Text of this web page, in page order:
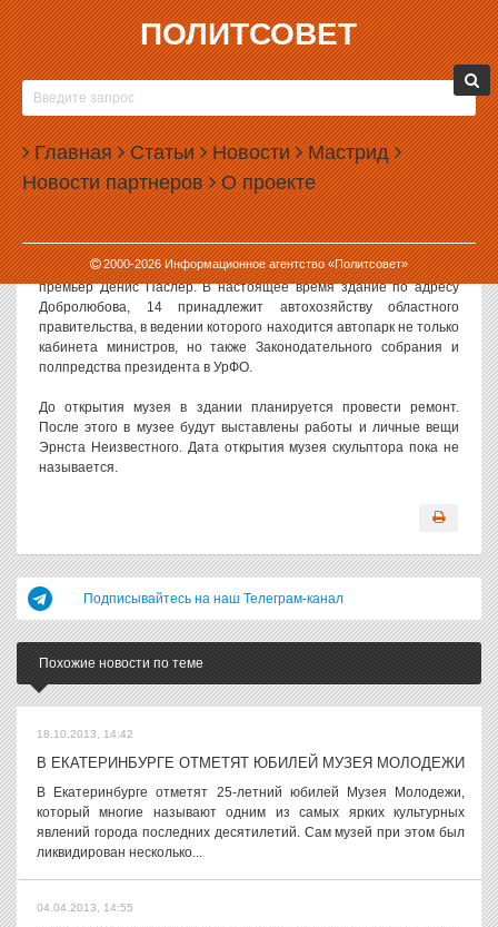
ПОЛИТСОВЕТ
Главная Статьи Новости Мастрид
Новости партнеров О проекте
2000-2026Информационное агентство «Политсовет»
15.11.2012, 11:45
ИЗ ПРАВИТЕЛЬСТВЕННОГО АВТОХОЗЯЙСТВА
СДЕЛАЮТ МУЗЕЙ
Одно из зданий автохозяйства правительства Свердловской
области, расположенное по соседству с дворцом уральского
полпреда, будет переоборудовано в музей скульптора Эрнста
Неизвестного. Когда откроется сам музей, пока непонятно.
Распоряжение о переоборудовании особняка в музей подписал
премьер Денис Паслер. В настоящее время здание по адресу
Добролюбова, 14 принадлежит автохозяйству областного
правительства, в ведении которого находится автопарк не только
кабинета министров, но также Законодательного собрания и
полпредства президента в УрФО.
До открытия музея в здании планируется провести ремонт.
После этого в музее будут выставлены работы и личные вещи
Эрнста Неизвестного. Дата открытия музея скульптора пока не
называется.
Подписывайтесь на наш Телеграм-канал
Похожие новости по теме
18.10.2013, 14:42
В ЕКАТЕРИНБУРГЕ ОТМЕТЯТ ЮБИЛЕЙ МУЗЕЯ МОЛОДЕЖИ
В Екатеринбурге отметят 25-летний юбилей Музея Молодежи,
который многие называют одним из самых ярких культурных
явлений города последних десятилетий. Сам музей при этом был
ликвидирован несколько...
04.04.2013, 14:55